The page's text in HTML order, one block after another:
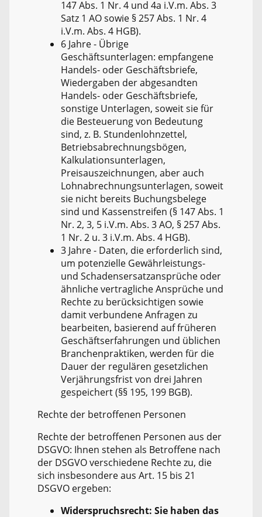
147 Abs. 1 Nr. 4 und 4a i.V.m. Abs. 3
Satz 1 AO sowie § 257 Abs. 1 Nr. 4
i.V.m. Abs. 4 HGB).
6 Jahre - Übrige
Geschäftsunterlagen: empfangene
Handels- oder Geschäftsbriefe,
Wiedergaben der abgesandten
Handels- oder Geschäftsbriefe,
sonstige Unterlagen, soweit sie für
die Besteuerung von Bedeutung
sind, z. B. Stundenlohnzettel,
Betriebsabrechnungsbögen,
Kalkulationsunterlagen,
Preisauszeichnungen, aber auch
Lohnabrechnungsunterlagen, soweit
sie nicht bereits Buchungsbelege
sind und Kassenstreifen (§ 147 Abs. 1
Nr. 2, 3, 5 i.V.m. Abs. 3 AO, § 257 Abs.
1 Nr. 2 u. 3 i.V.m. Abs. 4 HGB).
3 Jahre - Daten, die erforderlich sind,
um potenzielle Gewährleistungs-
und Schadensersatzansprüche oder
ähnliche vertragliche Ansprüche und
Rechte zu berücksichtigen sowie
damit verbundene Anfragen zu
bearbeiten, basierend auf früheren
Geschäftserfahrungen und üblichen
Branchenpraktiken, werden für die
Dauer der regulären gesetzlichen
Verjährungsfrist von drei Jahren
gespeichert (§§ 195, 199 BGB).
Rechte der betroffenen Personen
Rechte der betroffenen Personen aus der
DSGVO: Ihnen stehen als Betroffene nach
der DSGVO verschiedene Rechte zu, die
sich insbesondere aus Art. 15 bis 21
DSGVO ergeben:
Widerspruchsrecht: Sie haben das